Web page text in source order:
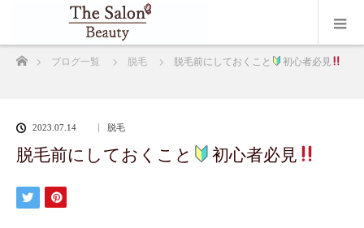
ホームブログ一覧 脱毛 脱毛前にしておくこと 初心者必見
2023.07.14 脱毛
脱毛前にしておくこと 初心者必見